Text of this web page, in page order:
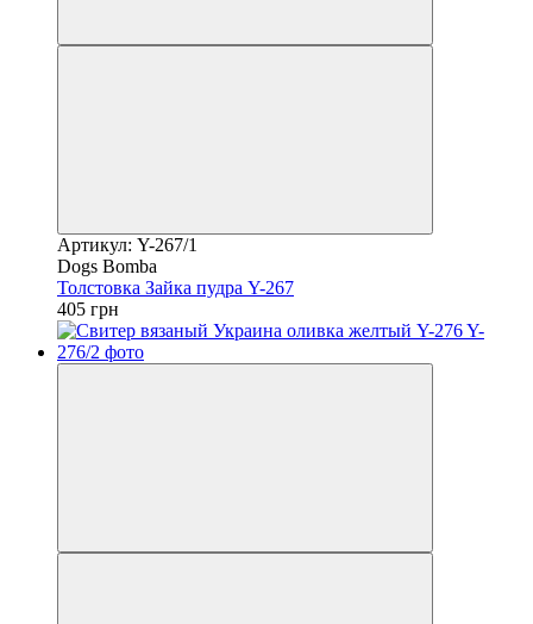
Артикул: Y-267/1
Dogs Bomba
Толстовка Зайка пудра Y-267
405 грн